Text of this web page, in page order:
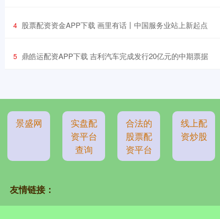
4 ​股票配资资金APP下载 画里有话丨中国服务业站上新起点
5 ​鼎皓运配资APP下载 吉利汽车完成发行20亿元的中期票据
景盛网
实盘配
资平台
查询
合法的
股票配
资平台
线上配
资炒股
友情链接：